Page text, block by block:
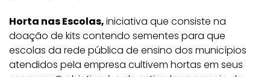
Horta nas Escolas,iniciativa que consiste na
doação de kits contendo sementes para que
escolas da rede pública de ensino dos municípios
atendidos pela empresa cultivem hortas em seus